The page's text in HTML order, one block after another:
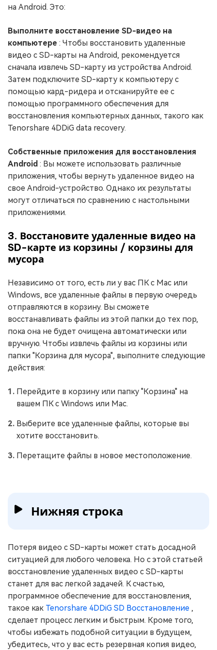
на Android. Это:
Выполните восстановление SD-видео на
компьютере : Чтобы восстановить удаленные
видео с SD-карты на Android, рекомендуется
сначала извлечь SD-карту из устройства Android.
Затем подключите SD-карту к компьютеру с
помощью кард-ридера и отсканируйте ее с
помощью программного обеспечения для
восстановления компьютерных данных, такого как
Tenorshare 4DDiG data recovery.
Собственные приложения для восстановления
Android : Вы можете использовать различные
приложения, чтобы вернуть удаленное видео на
свое Android-устройство. Однако их результаты
могут отличаться по сравнению с настольными
приложениями.
3. Восстановите удаленные видео на
SD-карте из корзины / корзины для
мусора
Независимо от того, есть ли у вас ПК с Mac или
Windows, все удаленные файлы в первую очередь
отправляются в корзину. Вы сможете
восстанавливать файлы из этой папки до тех пор,
пока она не будет очищена автоматически или
вручную. Чтобы извлечь файлы из корзины или
папки "Корзина для мусора", выполните следующие
действия:
Перейдите в корзину или папку "Корзина" на
вашем ПК с Windows или Mac.
Выберите все удаленные файлы, которые вы
хотите восстановить.
Перетащите файлы в новое местоположение.
Нижняя строка
Потеря видео с SD-карты может стать досадной
ситуацией для любого человека. Но с этой статьей
восстановление удаленных видео с SD-карты
станет для вас легкой задачей. К счастью,
программное обеспечение для восстановления,
такое как Tenorshare 4DDiG SD Восстановление ,
сделает процесс легким и быстрым. Кроме того,
чтобы избежать подобной ситуации в будущем,
убедитесь, что у вас есть резервная копия видео,